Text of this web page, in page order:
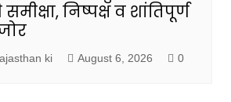
निष्पक्ष व शांतिपूर्ण
ki August 6, 2026 0